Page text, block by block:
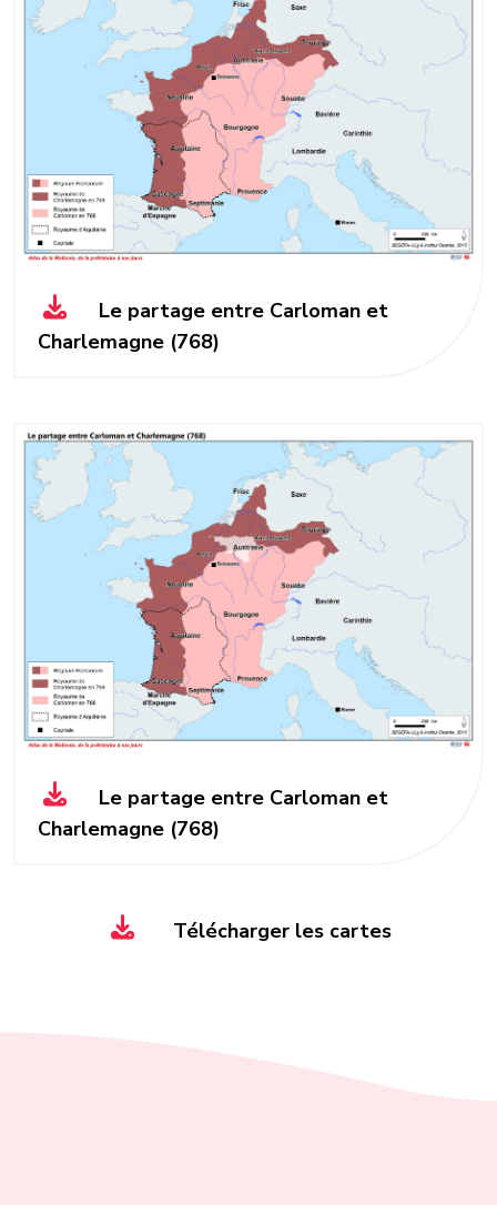
Le partage entre Carloman et
Charlemagne (768)
Le partage entre Carloman et
Charlemagne (768)
Télécharger les cartes